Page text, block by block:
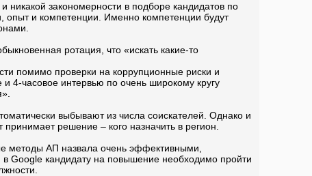
никакой закономерности в подборе кандидатов по
опыт и компетенции. Именно компетенции будут
ротация, что «искать какие-то
помимо проверки на коррупционные риски и
и 4-часовое интервью по очень широкому кругу
выбывают из числа соискателей. Однако и
решение – кого назначить в регион.
методы АП назвала очень эффективными,
Google кандидату на повышение необходимо пройти